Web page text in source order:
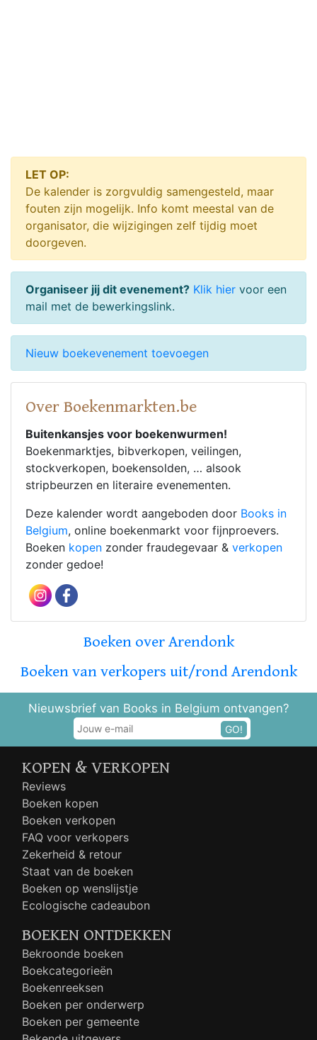
LET OP:
De kalender is zorgvuldig samengesteld, maar
fouten zijn mogelijk. Info komt meestal van de
organisator, die wijzigingen zelf tijdig moet
doorgeven.
Organiseer jij dit evenement? Klik hier voor een
mail met de bewerkingslink.
Nieuw boekevenement toevoegen
Over Boekenmarkten.be
Buitenkansjes voor boekenwurmen!
Boekenmarktjes, bibverkopen, veilingen,
stockverkopen, boekensolden, … alsook
stripbeurzen en literaire evenementen.
Deze kalender wordt aangeboden door Books in
Belgium, online boekenmarkt voor fijnproevers.
Boeken kopen zonder fraudegevaar & verkopen
zonder gedoe!
Boeken over Arendonk
Boeken van verkopers uit/rond Arendonk
Nieuwsbrief van Books in Belgium ontvangen?
GO!
KOPEN & VERKOPEN
Reviews
Boeken kopen
Boeken verkopen
FAQ voor verkopers
Zekerheid & retour
Staat van de boeken
Boeken op wenslijstje
Ecologische cadeaubon
BOEKEN ONTDEKKEN
Bekroonde boeken
Boekcategorieën
Boekenreeksen
Boeken per onderwerp
Boeken per gemeente